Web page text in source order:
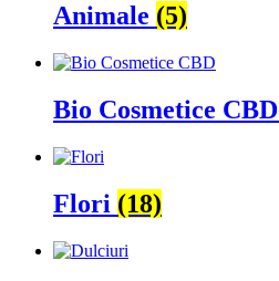
Animale (5)
Bio Cosmetice CBD
Flori (18)